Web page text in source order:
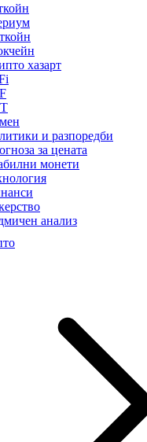
хазарт
и разпоредби
за цената
монети
анализ